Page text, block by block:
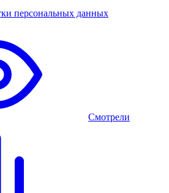
персональных данных
Смотрели